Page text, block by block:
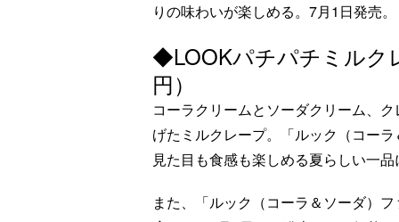
りの味わいが楽しめる。7月1日発売。
◆LOOKパチパチミルク
円）
コーラクリームとソーダクリーム、
げたミルクレープ。「ルック（コー
見た目も食感も楽しめる夏らしい一
また、「ルック（コーラ＆ソーダ）